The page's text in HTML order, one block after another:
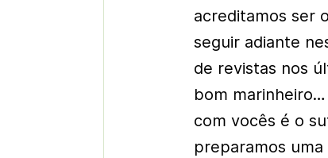
acreditamos ser
seguir adiante
de revistas nos
bom
com vocês é o
preparamos